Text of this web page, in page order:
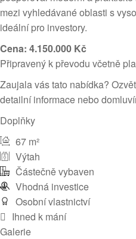
mezi vyhledávané oblasti s
ideální pro investory.
Cena: 4.150.000 Kč
Připravený k převodu včetně
Zaujala vás tato nabídka?
detailní informace nebo
Doplňky
67 m²
Výtah
Částečně vybaven
Vhodná investice
Osobní vlastnictví
Ihned k mání
Galerie